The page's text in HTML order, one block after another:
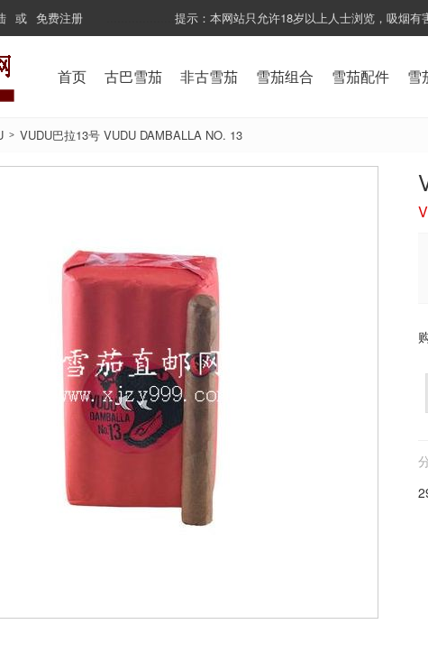
或 免费注册 提示：本网站只允许18岁以上人士浏览，吸烟有
首页 古巴雪茄 非古雪茄 雪茄组合 雪茄配件 雪
> VUDU巴拉13号 VUDU DAMBALLA NO. 13